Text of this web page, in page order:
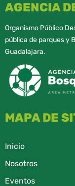
AGENCIA
Organismo Público
pública de parques y
Guadalajara.
MAPA DE
Inicio
Nosotros
Eventos